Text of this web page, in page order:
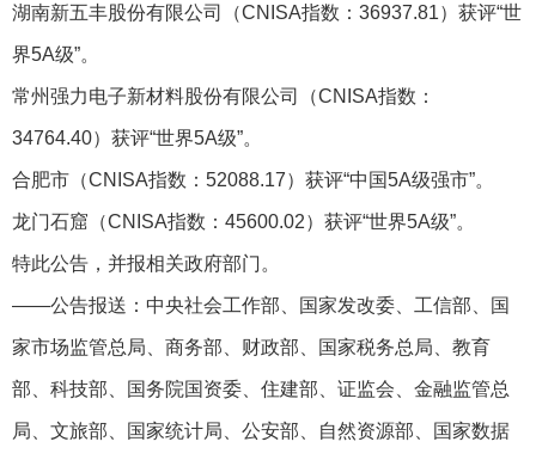
湖南新五丰股份有限公司（CNISA指数：36937.81）获评“世
界5A级”。
常州强力电子新材料股份有限公司（CNISA指数：
34764.40）获评“世界5A级”。
合肥市（CNISA指数：52088.17）获评“中国5A级强市”。
龙门石窟（CNISA指数：45600.02）获评“世界5A级”。
特此公告，并报相关政府部门。
——公告报送：中央社会工作部、国家发改委、工信部、国
家市场监管总局、商务部、财政部、国家税务总局、教育
部、科技部、国务院国资委、住建部、证监会、金融监管总
局、文旅部、国家统计局、公安部、自然资源部、国家数据